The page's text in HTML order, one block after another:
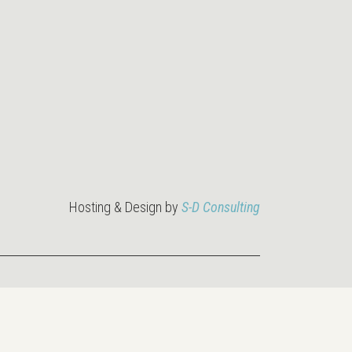
Hosting & Design by S-D Consulting